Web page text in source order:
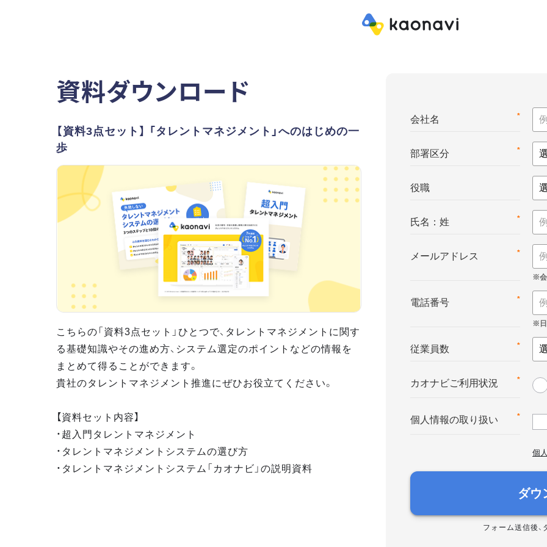
資料ダウンロード
【資料3点セット】 「タレントマネジメント」へのはじめの一
歩
こちらの「資料3点セット」ひとつで、タレントマネジメントに関す
る基礎知識やその進め方、システム選定のポイントなどの情報を
まとめて得ることができます。
貴社のタレントマネジメント推進にぜひお役立てください。
【資料セット内容】
・超入門タレントマネジメント
・タレントマネジメントシステムの選び方
・タレントマネジメントシステム「カオナビ」の説明資料
*
会社名
*
部署区分
役職
*
氏名：姓
*
メールアドレス
*
電話番号
*
従業員数
*
カオナビご利用状況
*
個人情報の取り扱い
個
ダウ
フォーム送信後